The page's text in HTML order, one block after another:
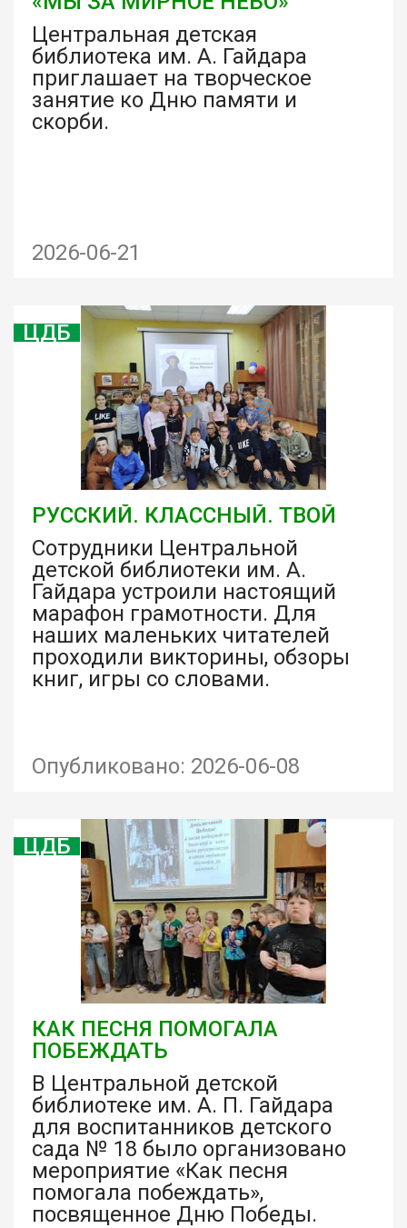
Центральная детская
библиотека им. А. Гайдара
приглашает на творческое
занятие ко Дню памяти и
скорби.
2026-06-21
ЦДБ
РУССКИЙ. КЛАССНЫЙ. ТВОЙ
Сотрудники Центральной
детской библиотеки им. А.
Гайдара устроили настоящий
марафон грамотности. Для
наших маленьких читателей
проходили викторины, обзоры
книг, игры со словами.
Опубликовано: 2026-06-08
ЦДБ
КАК ПЕСНЯ ПОМОГАЛА
ПОБЕЖДАТЬ
В Центральной детской
библиотеке им. А. П. Гайдара
для воспитанников детского
сада № 18 было организовано
мероприятие «Как песня
помогала побеждать»,
посвященное Дню Победы.